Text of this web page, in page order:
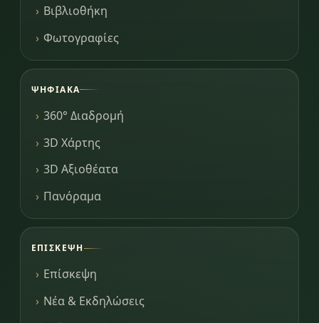
Βιβλιοθήκη
Φωτογραφίες
ΨΗΦΙΑΚΆ
360° Διαδρομή
3D Χάρτης
3D Αξιοθέατα
Πανόραμα
ΕΠΊΣΚΕΨΗ
Επίσκεψη
Νέα & Εκδηλώσεις